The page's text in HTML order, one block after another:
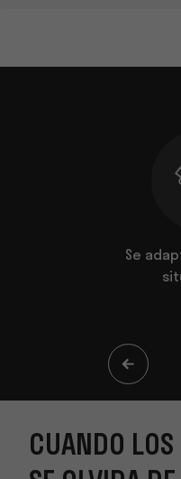
Se
CUANDO LOS